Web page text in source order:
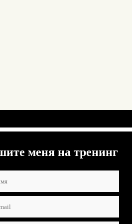
меня на тренинг